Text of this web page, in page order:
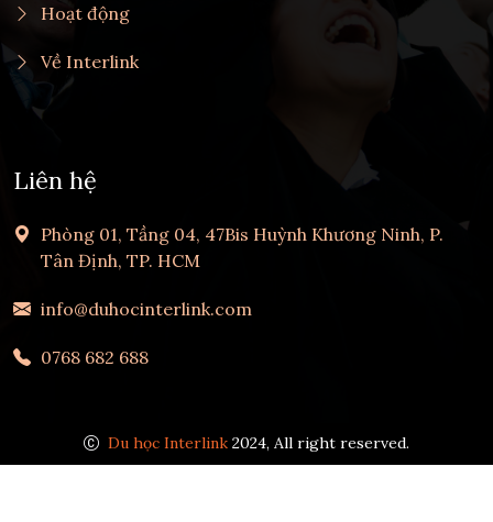
Hoạt động
Về Interlink
Liên hệ
Phòng 01, Tầng 04, 47Bis Huỳnh Khương Ninh, P.
Tân Định, TP. HCM
info@duhocinterlink.com
0768 682 688
Du học Interlink 2024, All right reserved.